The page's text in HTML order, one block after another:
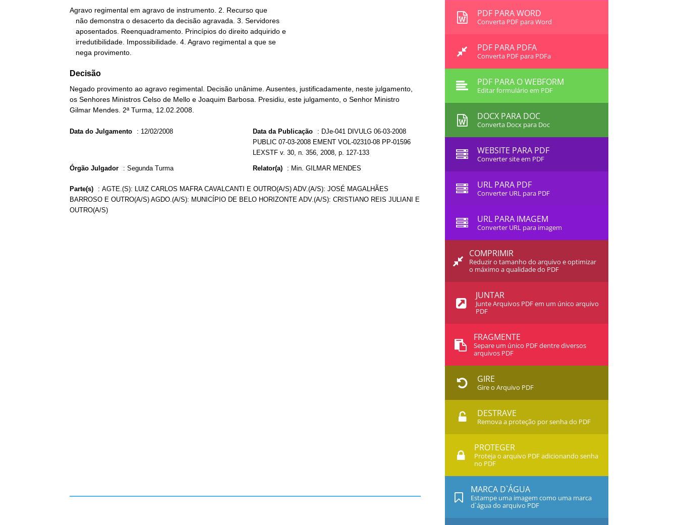
Agravo regimental em agravo de instrumento. 2. Recurso que
   nega provimento.
Decisão
Negado provimento ao agravo regimental. Decisão unânime. Ausentes, justificadamente, neste julgamento,
os Senhores Ministros Celso de Mello e Joaquim Barbosa. Presidiu, este julgamento, o Senhor Ministro
Gilmar Mendes. 2ª Turma, 12.02.2008.
Data do Julgamento : 12/02/2008 Data da Publicação : DJe-041 DIVULG 06-03-2008
PUBLIC 07-03-2008 EMENT VOL-02310-08 PP-01596
LEXSTF v. 30, n. 356, 2008, p. 127-133
Órgão Julgador : Segunda Turma Relator(a) : Min. GILMAR MENDES
Parte(s) : AGTE.(S): LUIZ CARLOS MAFRA CAVALCANTI E OUTRO(A/S) ADV.(A/S): JOSÉ MAGALHÃES
BARROSO E OUTRO(A/S) AGDO.(A/S): MUNICÍPIO DE BELO HORIZONTE ADV.(A/S): CRISTIANO REIS JULIANI E
OUTRO(A/S)
PDF PARA WORD
Converta PDF para Word
PDF PARA PDFA
Converta PDF para PDFa
PDF PARA O WEBFORM
Editar formulário em PDF
DOCX PARA DOC
Converta Docx para Doc
WEBSITE PARA PDF
Converter site em PDF
URL PARA PDF
Converter URL para PDF
URL PARA IMAGEM
Converter URL para imagem
COMPRIMIR
Reduzir o tamanho do arquivo e optimizar
o máximo a qualidade do PDF
JUNTAR
Junte Arquivos PDF em um único arquivo
PDF
FRAGMENTE
Separe um único PDF dentre diversos
arquivos PDF
GIRE
Gire o Arquivo PDF
DESTRAVE
Remova a proteção por senha do PDF
PROTEGER
Proteja o arquivo PDF adicionando senha
no PDF
MARCA D`ÁGUA
Estampe uma imagem como uma marca
d`água do arquivo PDF